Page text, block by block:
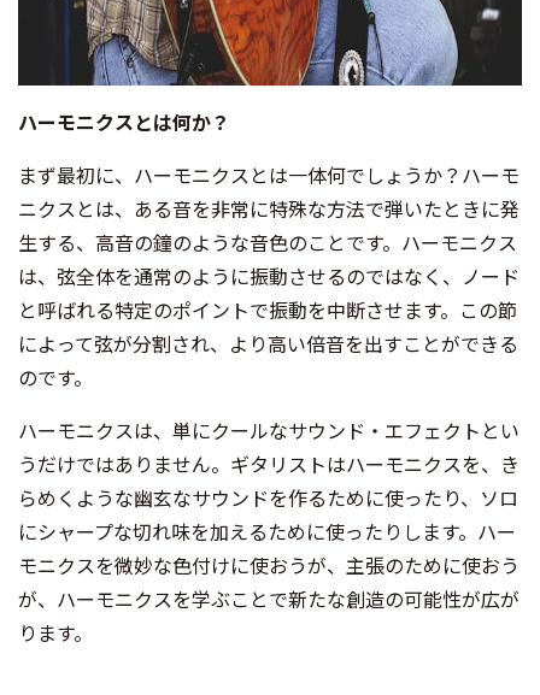
ハーモニクスとは何か？
まず最初に、ハーモニクスとは一体何でしょうか？ハーモ
ニクスとは、ある音を非常に特殊な方法で弾いたときに発
生する、高音の鐘のような音色のことです。ハーモニクス
は、弦全体を通常のように振動させるのではなく、ノード
と呼ばれる特定のポイントで振動を中断させます。この節
によって弦が分割され、より高い倍音を出すことができる
のです。
ハーモニクスは、単にクールなサウンド・エフェクトとい
うだけではありません。ギタリストはハーモニクスを、き
らめくような幽玄なサウンドを作るために使ったり、ソロ
にシャープな切れ味を加えるために使ったりします。ハー
モニクスを微妙な色付けに使おうが、主張のために使おう
が、ハーモニクスを学ぶことで新たな創造の可能性が広が
ります。